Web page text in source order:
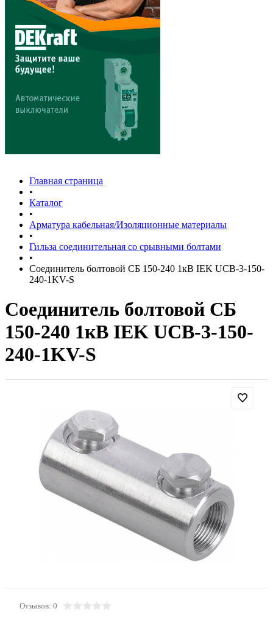
Главная страница
•
Каталог
•
Арматура кабельная/Изоляционные материалы
•
Гильза соединительная со срывными болтами
•
Соединитель болтовой СБ 150-240 1кВ IEK UCB-3-150-
240-1KV-S
Соединитель болтовой СБ
150-240 1кВ IEK UCB-3-150-
240-1KV-S
Отзывов: 0